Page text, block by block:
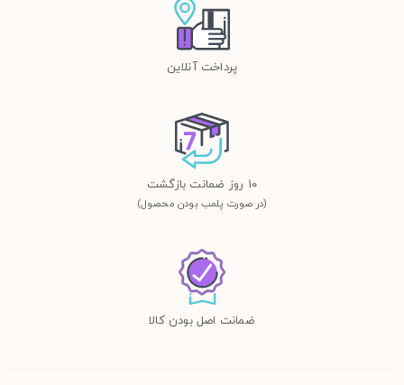
پرداخت آنلاین
١٠ روز ضمانت بازگشت
(در صورت پلمب بودن محصول)
ضمانت اصل بودن کالا